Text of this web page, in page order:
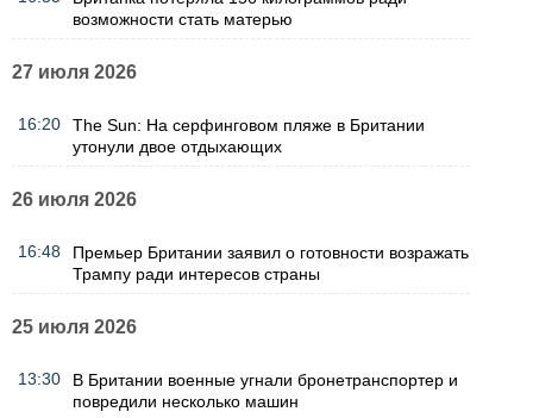
возможности стать матерью
27 июля 2026
16:20
The Sun: На серфинговом пляже в Британии
утонули двое отдыхающих
26 июля 2026
16:48
Премьер Британии заявил о готовности возражать
Трампу ради интересов страны
25 июля 2026
13:30
В Британии военные угнали бронетранспортер и
повредили несколько машин